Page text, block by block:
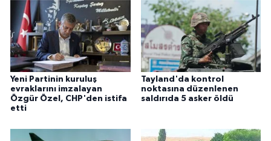
Yeni Partinin kuruluş
evraklarını imzalayan
Özgür Özel, CHP'den istifa
etti
Tayland'da kontrol
noktasına düzenlenen
saldırıda 5 asker öldü